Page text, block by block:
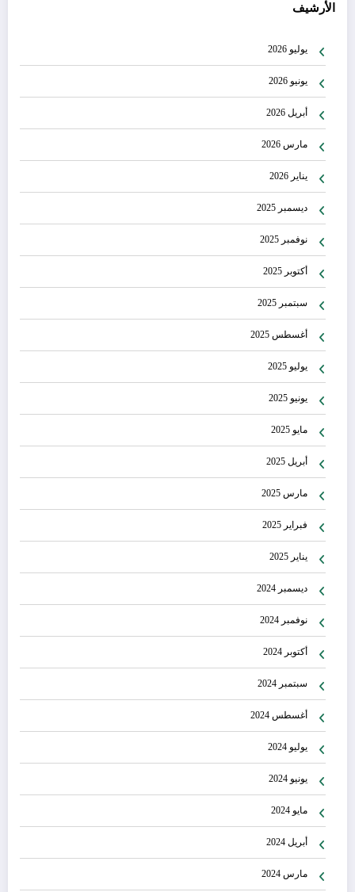
الأرشيف
يوليو 2026
يونيو 2026
أبريل 2026
مارس 2026
يناير 2026
ديسمبر 2025
نوفمبر 2025
أكتوبر 2025
سبتمبر 2025
أغسطس 2025
يوليو 2025
يونيو 2025
مايو 2025
أبريل 2025
مارس 2025
فبراير 2025
يناير 2025
ديسمبر 2024
نوفمبر 2024
أكتوبر 2024
سبتمبر 2024
أغسطس 2024
يوليو 2024
يونيو 2024
مايو 2024
أبريل 2024
مارس 2024